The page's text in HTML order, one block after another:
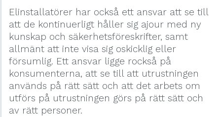
Elinstallatörer har också ett ansvar att se till
att de kontinuerligt håller sig ajour med ny
kunskap och säkerhetsföreskrifter, samt
allmänt att inte visa sig oskicklig eller
försumlig. Ett ansvar ligge rockså på
konsumenterna, att se till att utrustningen
används på rätt sätt och att det arbets om
utförs på utrustningen görs på rätt sätt och
av rätt personer.